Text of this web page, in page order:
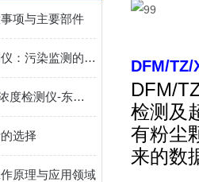
项与主要部件
直读式洁净度检测仪：污染监测的重要工具
DFM/PZ防爆粉尘浓度检测仪-东雅电子
选择
原理与应用领域
DFM/TZ/
DFM/
检测及
有粉尘
来的数